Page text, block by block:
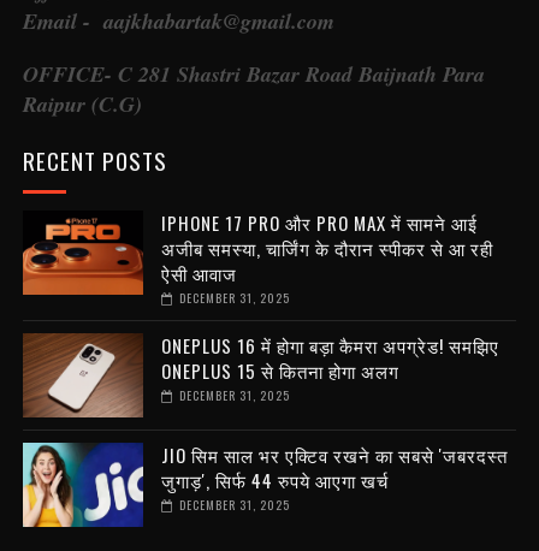
Email - aajkhabartak@gmail.com
OFFICE- C 281 Shastri Bazar Road Baijnath Para
Raipur (C.G)
RECENT POSTS
IPHONE 17 PRO और PRO MAX में सामने आई
अजीब समस्या, चार्जिंग के दौरान स्पीकर से आ रही
ऐसी आवाज
DECEMBER 31, 2025
ONEPLUS 16 में होगा बड़ा कैमरा अपग्रेड! समझिए
ONEPLUS 15 से कितना होगा अलग
DECEMBER 31, 2025
JIO सिम साल भर एक्टिव रखने का सबसे 'जबरदस्त
जुगाड़', सिर्फ 44 रुपये आएगा खर्च
DECEMBER 31, 2025